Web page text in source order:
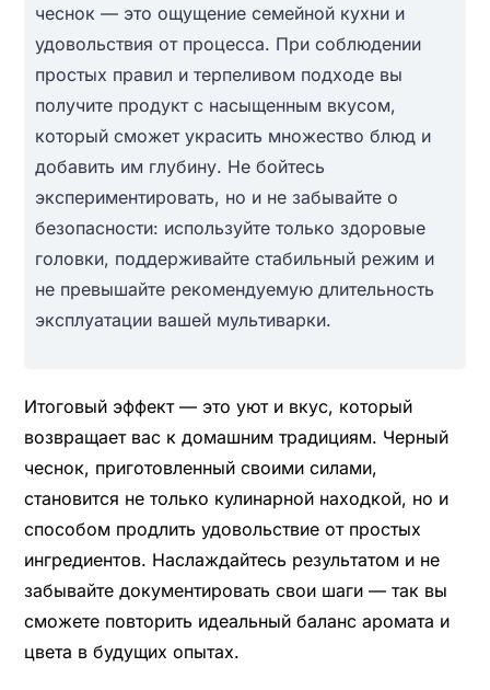
чеснок — это ощущение семейной кухни и
удовольствия от процесса. При соблюдении
простых правил и терпеливом подходе вы
получите продукт с насыщенным вкусом,
который сможет украсить множество блюд и
добавить им глубину. Не бойтесь
экспериментировать, но и не забывайте о
безопасности: используйте только здоровые
головки, поддерживайте стабильный режим и
не превышайте рекомендуемую длительность
эксплуатации вашей мультиварки.
Итоговый эффект — это уют и вкус, который
возвращает вас к домашним традициям. Черный
чеснок, приготовленный своими силами,
становится не только кулинарной находкой, но и
способом продлить удовольствие от простых
ингредиентов. Наслаждайтесь результатом и не
забывайте документировать свои шаги — так вы
сможете повторить идеальный баланс аромата и
цвета в будущих опытах.